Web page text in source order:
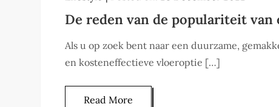
De reden van de populariteit van
Als u op zoek bent naar een duurzame,
en kosteneffectieve vloeroptie […]
Read More